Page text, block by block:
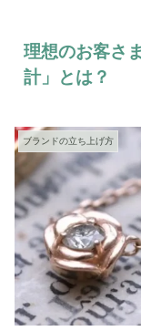
理想のお客さ
計」とは？
ブランドの立ち上げ方